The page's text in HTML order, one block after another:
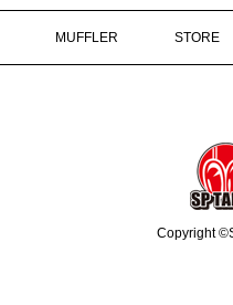
MUFFLER STORE
Copyright